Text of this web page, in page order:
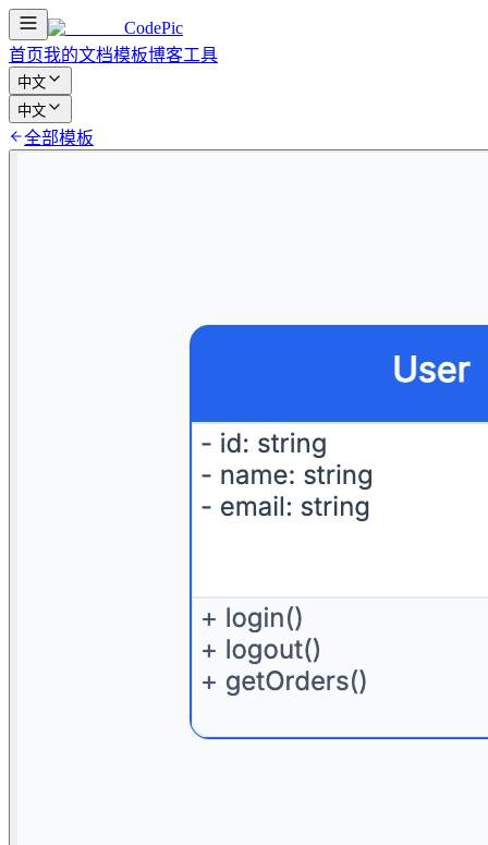
CodePic
首页我的文档模板博客工具
中文
中文
全部模板